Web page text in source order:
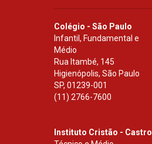
Colégio - São Paulo
Infantil, Fundamental e
Médio
Rua Itambé, 145
Higienópolis, São Paulo
SP, 01239-001
(11) 2766-7600
Instituto Cristão - Castro